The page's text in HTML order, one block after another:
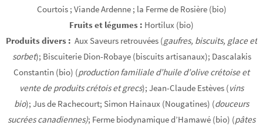
Courtois ; Viande Ardenne ; la Ferme de Rosière (bio)
Fruits et légumes : Hortilux (bio)
Produits divers : Aux Saveurs retrouvées (gaufres, biscuits, glace et
sorbet); Biscuiterie Dion-Robaye (biscuits artisanaux); Dascalakis
Constantin (bio) (production familiale d’huile d’olive crétoise et
vente de produits crétois et grecs); Jean-Claude Estèves (vins
bio); Jus de Rachecourt; Simon Hainaux (Nougatines) (douceurs
sucrées canadiennes); Ferme biodynamique d’Hamawé (bio) (pâtes